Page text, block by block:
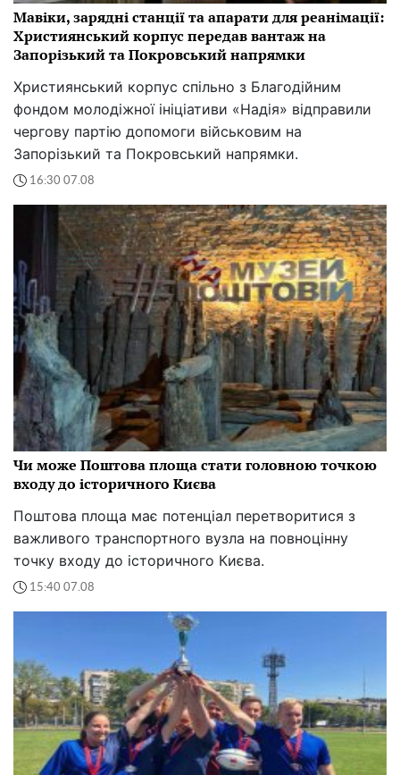
Мавіки, зарядні станції та апарати для реанімації:
Християнський корпус передав вантаж на
Запорізький та Покровський напрямки
Християнський корпус спільно з Благодійним
фондом молодіжної ініціативи «Надія» відправили
чергову партію допомоги військовим на
Запорізький та Покровський напрямки.
16:30 07.08
Чи може Поштова площа стати головною точкою
входу до історичного Києва
Поштова площа має потенціал перетворитися з
важливого транспортного вузла на повноцінну
точку входу до історичного Києва.
15:40 07.08